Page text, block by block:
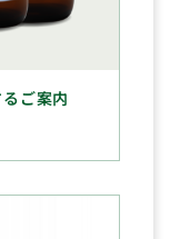
ご案内